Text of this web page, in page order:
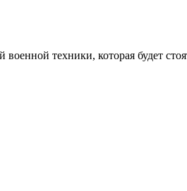
техники, которая будет